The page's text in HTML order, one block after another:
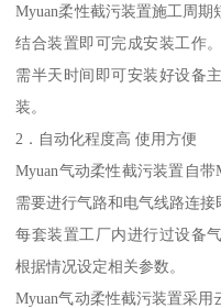
Myuan柔性截污装置施工周
结合装置即可完成安装工作
需半天时间即可安装好设备
装。
2．自动化程度高 使用方便
Myuan气动柔性截污装置自
需要进行气路和电气线路连接
每套装置工厂内进行过设备
根据情况设定相关参数。
Myuan气动柔性截污装置采